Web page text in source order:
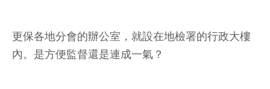
更保各地分會的辦公室，就設在地檢署的行政大樓
內。是方便監督還是連成一氣？